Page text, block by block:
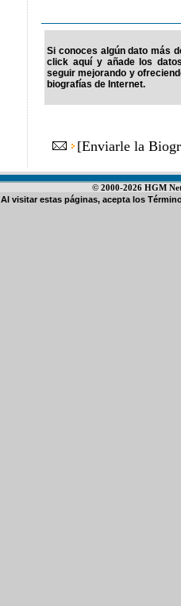
Si conoces algún dato más
click aquí y añade los
seguir mejorando y
biografías de Internet.
[Enviarle la
© 2000-2026 HGM
Al visitar estas páginas, acepta los